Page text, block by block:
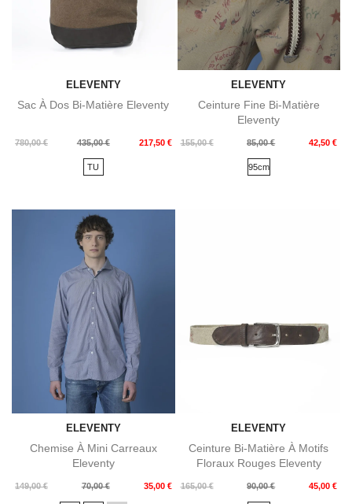
ELEVENTY
Sac À Dos Bi-Matière Eleventy
780,00 €
Prix
435,00 € 217,50 €
Prix
TU
ELEVENTY
Ceinture Fine Bi-Matière
Eleventy
155,00 €
Prix
85,00 € 42,50 €
Prix
95cm
ELEVENTY
Chemise À Mini Carreaux
Eleventy
149,00 €
Prix
70,00 € 35,00 €
Prix
ELEVENTY
Ceinture Bi-Matière À Motifs
Floraux Rouges Eleventy
165,00 €
Prix
90,00 € 45,00 €
Prix